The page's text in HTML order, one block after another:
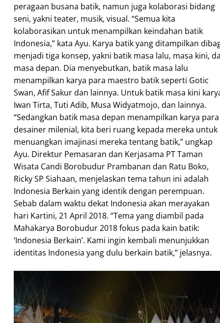
peragaan busana batik, namun juga kolaborasi bidang
seni, yakni teater, musik, visual. “Semua kita
kolaborasikan untuk menampilkan keindahan batik
Indonesia,” kata Ayu. Karya batik yang ditampilkan
menjadi tiga konsep, yakni batik masa lalu, masa kini,
masa depan. Dia menyebutkan, batik masa lalu
menampilkan karya para maestro batik seperti Gotic
Swan, Afif Sakur dan lainnya. Untuk batik masa kini
Iwan Tirta, Tuti Adib, Musa Widyatmojo, dan lainnya.
“Sedangkan batik masa depan menampilkan karya para
desainer milenial, kita beri ruang kepada mereka untuk
menuangkan imajinasi mereka tentang batik,” ungkap
Ayu. Direktur Pemasaran dan Kerjasama PT Taman
Wisata Candi Borobudur Prambanan dan Ratu Boko,
Ricky SP Siahaan, menjelaskan tema tahun ini adalah
Indonesia Berkain yang identik dengan perempuan.
Sebab dalam waktu dekat Indonesia akan merayakan
hari Kartini, 21 April 2018. “Tema yang diambil pada
Mahakarya Borobudur 2018 fokus pada kain batik:
‘Indonesia Berkain’. Kami ingin kembali menunjukkan
identitas Indonesia yang dulu berkain batik,” jelasnya.